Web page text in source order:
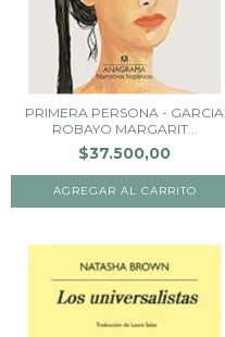
PRIMERA PERSONA - GARCIA
ROBAYO MARGARIT...
$37.500,00